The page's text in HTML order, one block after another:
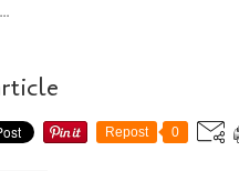
Repost 0